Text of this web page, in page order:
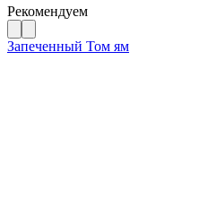
Рекомендуем
Запеченный Том ям